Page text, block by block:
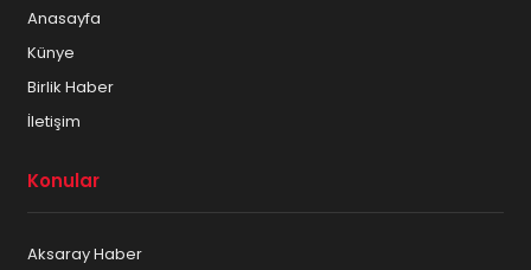
Anasayfa
Künye
Birlik Haber
İletişim
Konular
Aksaray Haber